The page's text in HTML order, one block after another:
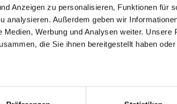
Anzeigen zu personalisieren, Funktionen für
analysieren. Außerdem geben wir
Werbung und Analysen weiter. Unsere
die Sie ihnen bereitgestellt haben